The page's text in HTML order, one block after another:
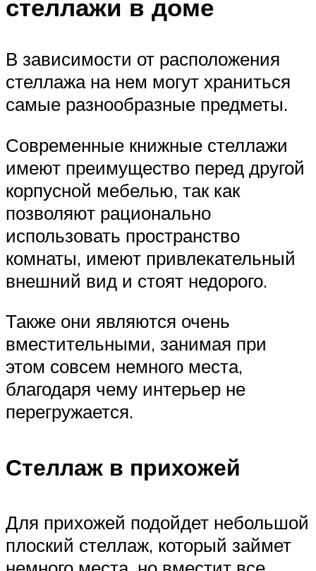
стеллажи в доме
В зависимости от расположения
стеллажа на нем могут храниться
самые разнообразные предметы.
Современные книжные стеллажи
имеют преимущество перед другой
корпусной мебелью, так как
позволяют рационально
использовать пространство
комнаты, имеют привлекательный
внешний вид и стоят недорого.
Также они являются очень
вместительными, занимая при
этом совсем немного места,
благодаря чему интерьер не
перегружается.
Стеллаж в прихожей
Для прихожей подойдет небольшой
плоский стеллаж, который займет